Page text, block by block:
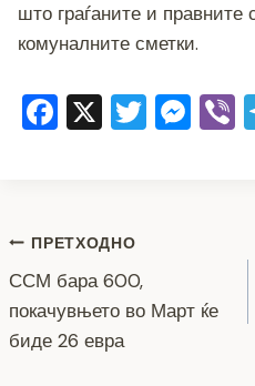
што граѓаните и правните
комуналните сметки.
F
b
o
o
k
X T M
er
Навигација
на
напис
ПРЕТХОДНО
ССМ бара 600,
покачувњето во Март ќе
биде 26 евра